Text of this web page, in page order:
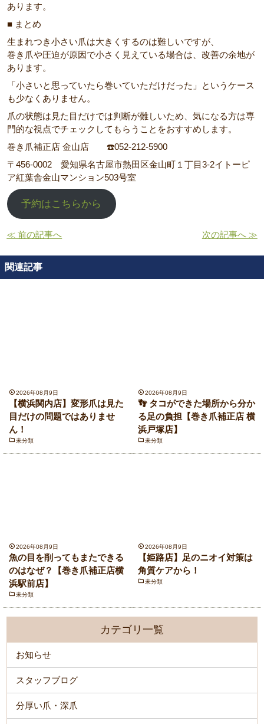
あります。
■ まとめ
生まれつき小さい爪は大きくするのは難しいですが、
巻き爪や圧迫が原因で小さく見えている場合は、改善の余地が
あります。
「小さいと思っていたら巻いていただけだった」というケース
も少なくありません。
爪の状態は見た目だけでは判断が難しいため、気になる方は専
門的な視点でチェックしてもらうことをおすすめします。
巻き爪補正店 金山店 ☎️052-212-5900
〒456-0002 愛知県名古屋市熱田区金山町１丁目3-2イトーピ
ア紅葉舎金山マンション503号室
予約はこちらから
≪ 前の記事へ 次の記事へ ≫
関連記事
2026年08月9日
【横浜関内店】変形爪は見た
目だけの問題ではありませ
ん！
未分類
2026年08月9日
👣 タコができた場所から分か
る足の負担【巻き爪補正店 横
浜戸塚店】
未分類
2026年08月9日
魚の目を削ってもまたできる
のはなぜ？【巻き爪補正店横
浜駅前店】
未分類
2026年08月9日
【姫路店】足のニオイ対策は
角質ケアから！
未分類
カテゴリ一覧
お知らせ
スタッフブログ
分厚い爪・深爪